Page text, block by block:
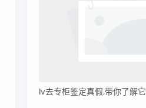
lv去专柜鉴定真假,带你了解它